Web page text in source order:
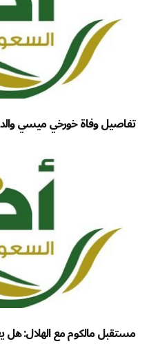
تفاصيل وفاة خورخي ميسي والد
مستقبل مالكوم مع الهلال: هل